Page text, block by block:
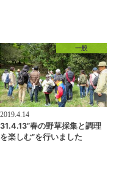
一般
2019.4.14
31.4.13”春の野草採集と調理
を楽しむ”を行いました